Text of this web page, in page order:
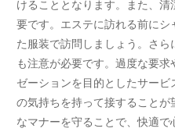
けることとなります。また、
要です。エステに訪れる前に
た服装で訪問しましょう。さ
も注意が必要です。過度な要
ゼーションを目的としたサー
の気持ちを持って接すること
なマナーを守ることで、快適